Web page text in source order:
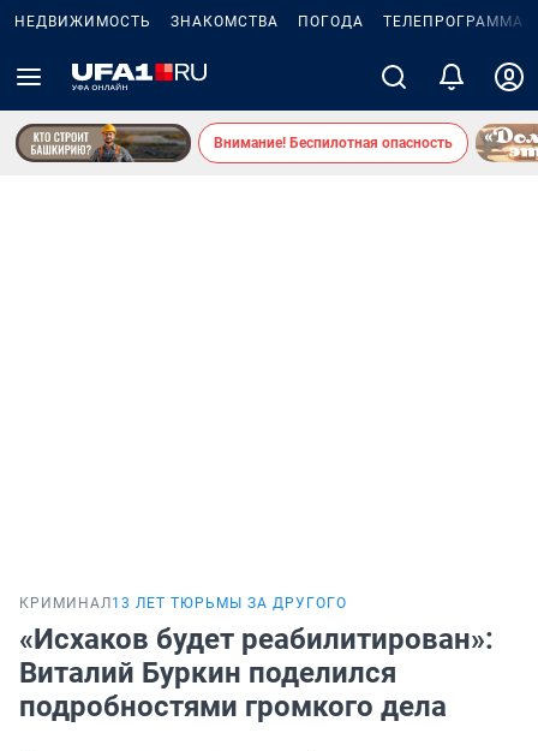
НЕДВИЖИМОСТЬ ЗНАКОМСТВА ПОГОДА ТЕЛЕПРОГРАММА
Внимание! Беспилотная опасность
КРИМИНАЛ 13 ЛЕТ ТЮРЬМЫ ЗА ДРУГОГО
«Исхаков будет реабилитирован»:
Виталий Буркин поделился
подробностями громкого дела